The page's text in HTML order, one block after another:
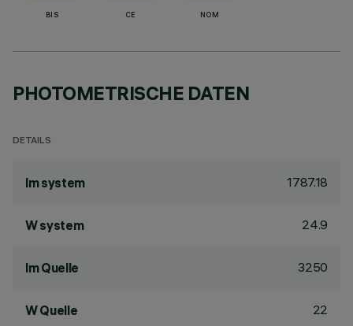
BIS CE NOM
PHOTOMETRISCHE DATEN
DETAILS
lm system 1787.18
W system 24.9
lm Quelle 3250
W Quelle 22